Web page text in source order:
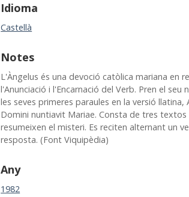
Idioma
Castellà
Notes
L'Àngelus és una devoció catòlica mariana en
l'Anunciació i l'Encarnació del Verb. Pren el seu
les seves primeres paraules en la versió llatina,
Domini nuntiavit Mariae. Consta de tres textos
resumeixen el misteri. Es reciten alternant un
resposta. (Font Viquipèdia)
Any
1982